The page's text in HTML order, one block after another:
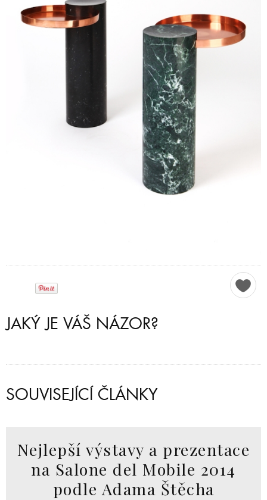
JAKÝ JE VÁŠ NÁZOR?
SOUVISEJÍCÍ ČLÁNKY
Nejlepší výstavy a prezentace
na Salone del Mobile 2014
podle Adama Štěcha